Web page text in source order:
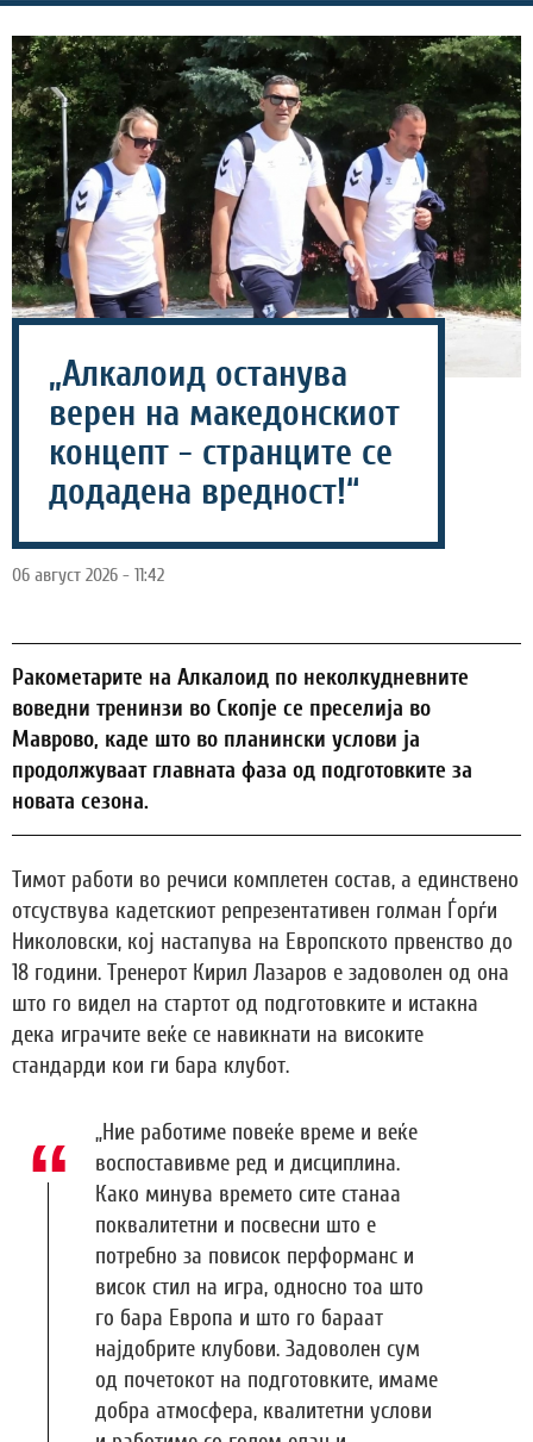
„Алкалоид останува
верен на македонскиот
концепт - странците се
додадена вредност!“
06 август 2026 - 11:42
Ракометарите на Алкалоид по неколкудневните
воведни тренинзи во Скопје се преселија во
Маврово, каде што во планински услови ја
продолжуваат главната фаза од подготовките за
новата сезона.
Тимот работи во речиси комплетен состав, а единствено
отсуствува кадетскиот репрезентативен голман Ѓорѓи
Николовски, кој настапува на Европското првенство до
18 години. Тренерот Кирил Лазаров е задоволен од она
што го видел на стартот од подготовките и истакна
дека играчите веќе се навикнати на високите
стандарди кои ги бара клубот.
„Ние работиме повеќе време и веќе
воспоставивме ред и дисциплина.
Како минува времето сите станаа
поквалитетни и посвесни што е
потребно за повисок перформанс и
висок стил на игра, односно тоа што
го бара Европа и што го бараат
најдобрите клубови. Задоволен сум
од почетокот на подготовките, имаме
добра атмосфера, квалитетни услови